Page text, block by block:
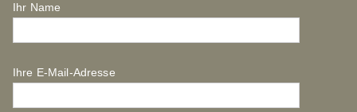
Ihr Name
Ihre E-Mail-Adresse